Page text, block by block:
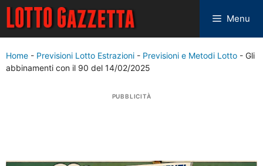
Menu
Home - Previsioni Lotto Estrazioni - Previsioni e Metodi Lotto - Gli
abbinamenti con il 90 del 14/02/2025
PUBBLICITÀ